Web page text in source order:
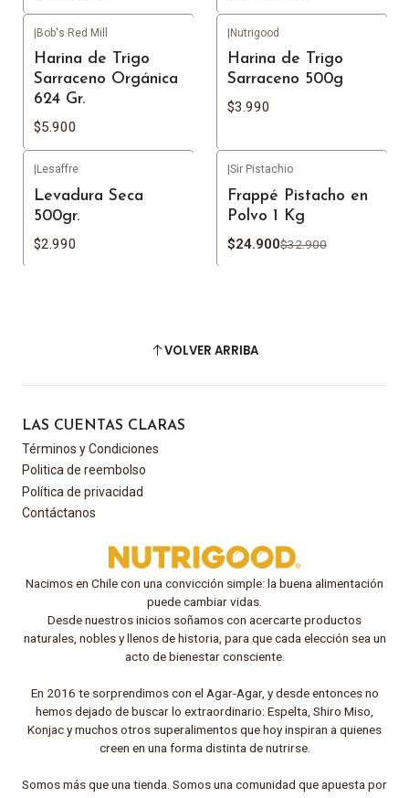
Bob's Red Mill
Harina de Trigo
Sarraceno Orgánica
624 Gr.
$5.900
Nutrigood
Harina de Trigo
Sarraceno 500g
$3.990
Lesaffre
Levadura Seca
500gr.
$2.990
Agotado
Sir Pistachio
Frappé Pistacho en
Polvo 1 Kg
$24.900$32.900
VOLVER ARRIBA
LAS CUENTAS CLARAS
Términos y Condiciones
Politica de reembolso
Política de privacidad
Contáctanos
Nacimos en Chile con una convicción simple: la buena alimentación
puede cambiar vidas.
Desde nuestros inicios soñamos con acercarte productos
naturales, nobles y llenos de historia, para que cada elección sea un
acto de bienestar consciente.
En 2016 te sorprendimos con el Agar-Agar, y desde entonces no
hemos dejado de buscar lo extraordinario: Espelta, Shiro Miso,
Konjac y muchos otros superalimentos que hoy inspiran a quienes
creen en una forma distinta de nutrirse.
Somos más que una tienda. Somos una comunidad que apuesta por